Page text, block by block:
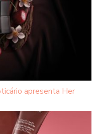
apresenta Her